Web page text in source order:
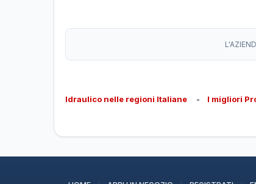
Idraulico nelle regioni Italiane - I migliori